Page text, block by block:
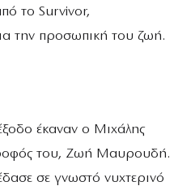
το Survivor,
την προσωπική του ζωή.
έκαναν ο Μιχάλης
του, Ζωή Μαυρουδή.
σε γνωστό νυχτερινό